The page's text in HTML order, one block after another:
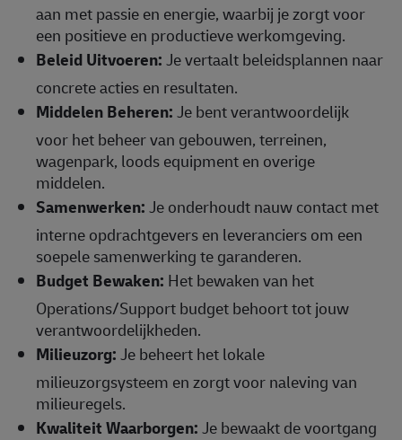
aan met passie en energie, waarbij je zorgt voor
een positieve en productieve werkomgeving.
Beleid Uitvoeren:Je vertaalt beleidsplannen naar
concrete acties en resultaten.
Middelen Beheren:Je bent verantwoordelijk
voor het beheer van gebouwen, terreinen,
wagenpark, loods equipment en overige
middelen.
Samenwerken:Je onderhoudt nauw contact met
interne opdrachtgevers en leveranciers om een
soepele samenwerking te garanderen.
Budget Bewaken: Het bewaken van het
Operations/Support budget behoort tot jouw
verantwoordelijkheden.
Milieuzorg:Je beheert het lokale
milieuzorgsysteem en zorgt voor naleving van
milieuregels.
Kwaliteit Waarborgen:Je bewaakt de voortgang